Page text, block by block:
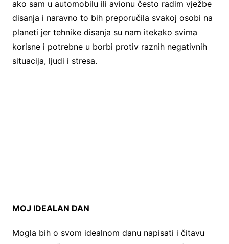
ako sam u automobilu ili avionu često radim vježbe
disanja i naravno to bih preporučila svakoj osobi na
planeti jer tehnike disanja su nam itekako svima
korisne i potrebne u borbi protiv raznih negativnih
situacija, ljudi i stresa.
MOJ IDEALAN DAN
Mogla bih o svom idealnom danu napisati i čitavu